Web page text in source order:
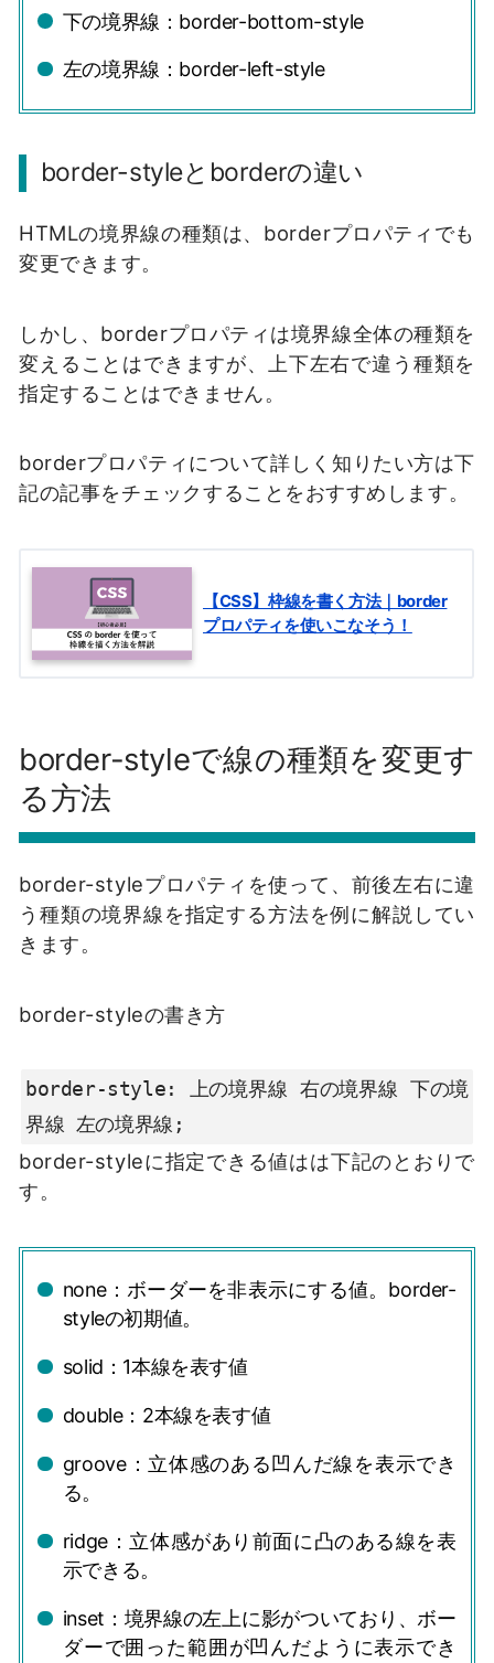
下の境界線：border-bottom-style
左の境界線：border-left-style
border-styleとborderの違い
HTMLの境界線の種類は、borderプロパティでも
変更できます。
しかし、borderプロパティは境界線全体の種類を
変えることはできますが、上下左右で違う種類を
指定することはできません。
borderプロパティについて詳しく知りたい方は下
記の記事をチェックすることをおすすめします。
【CSS】枠線を書く方法｜border
プロパティを使いこなそう！
border-styleで線の種類を変更す
る方法
border-styleプロパティを使って、前後左右に違
う種類の境界線を指定する方法を例に解説してい
きます。
border-styleの書き方
border-style: 上の境界線 右の境界線 下の境
界線 左の境界線;
border-styleに指定できる値はは下記のとおりで
す。
none：ボーダーを非表示にする値。border-
styleの初期値。
solid：1本線を表す値
double：2本線を表す値
groove：立体感のある凹んだ線を表示でき
る。
ridge：立体感があり前面に凸のある線を表
示できる。
inset：境界線の左上に影がついており、ボー
ダーで囲った範囲が凹んだように表示でき